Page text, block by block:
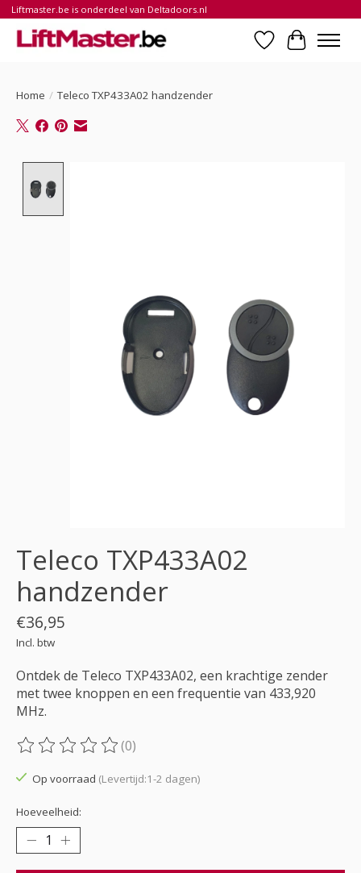
Liftmaster.be is onderdeel van Deltadoors.nl
Verlanglijst
Home / Teleco TXP433A02 handzender
Teleco TXP433A02
handzender
€36,95
Incl. btw
Ontdek de Teleco TXP433A02, een krachtige zender
met twee knoppen en een frequentie van 433,920
MHz.
De beoordeling van dit product is
(0)
Op voorraad (Levertijd:1-2 dagen)
Hoeveelheid: